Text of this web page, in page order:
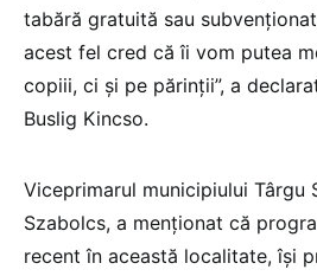
tabără gratuită sau
acest fel cred că îi vom putea
copiii, ci şi pe părinţii”, a
Buslig Kincso.
Viceprimarul municipiului Târgu
Szabolcs, a menţionat că
recent în această localitate, îşi